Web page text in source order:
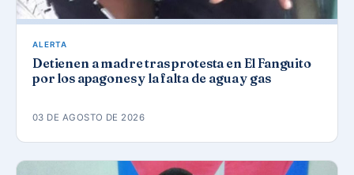
ALERTA
Detienen a madre tras protesta en El Fanguito
por los apagones y la falta de agua y gas
03 DE AGOSTO DE 2026